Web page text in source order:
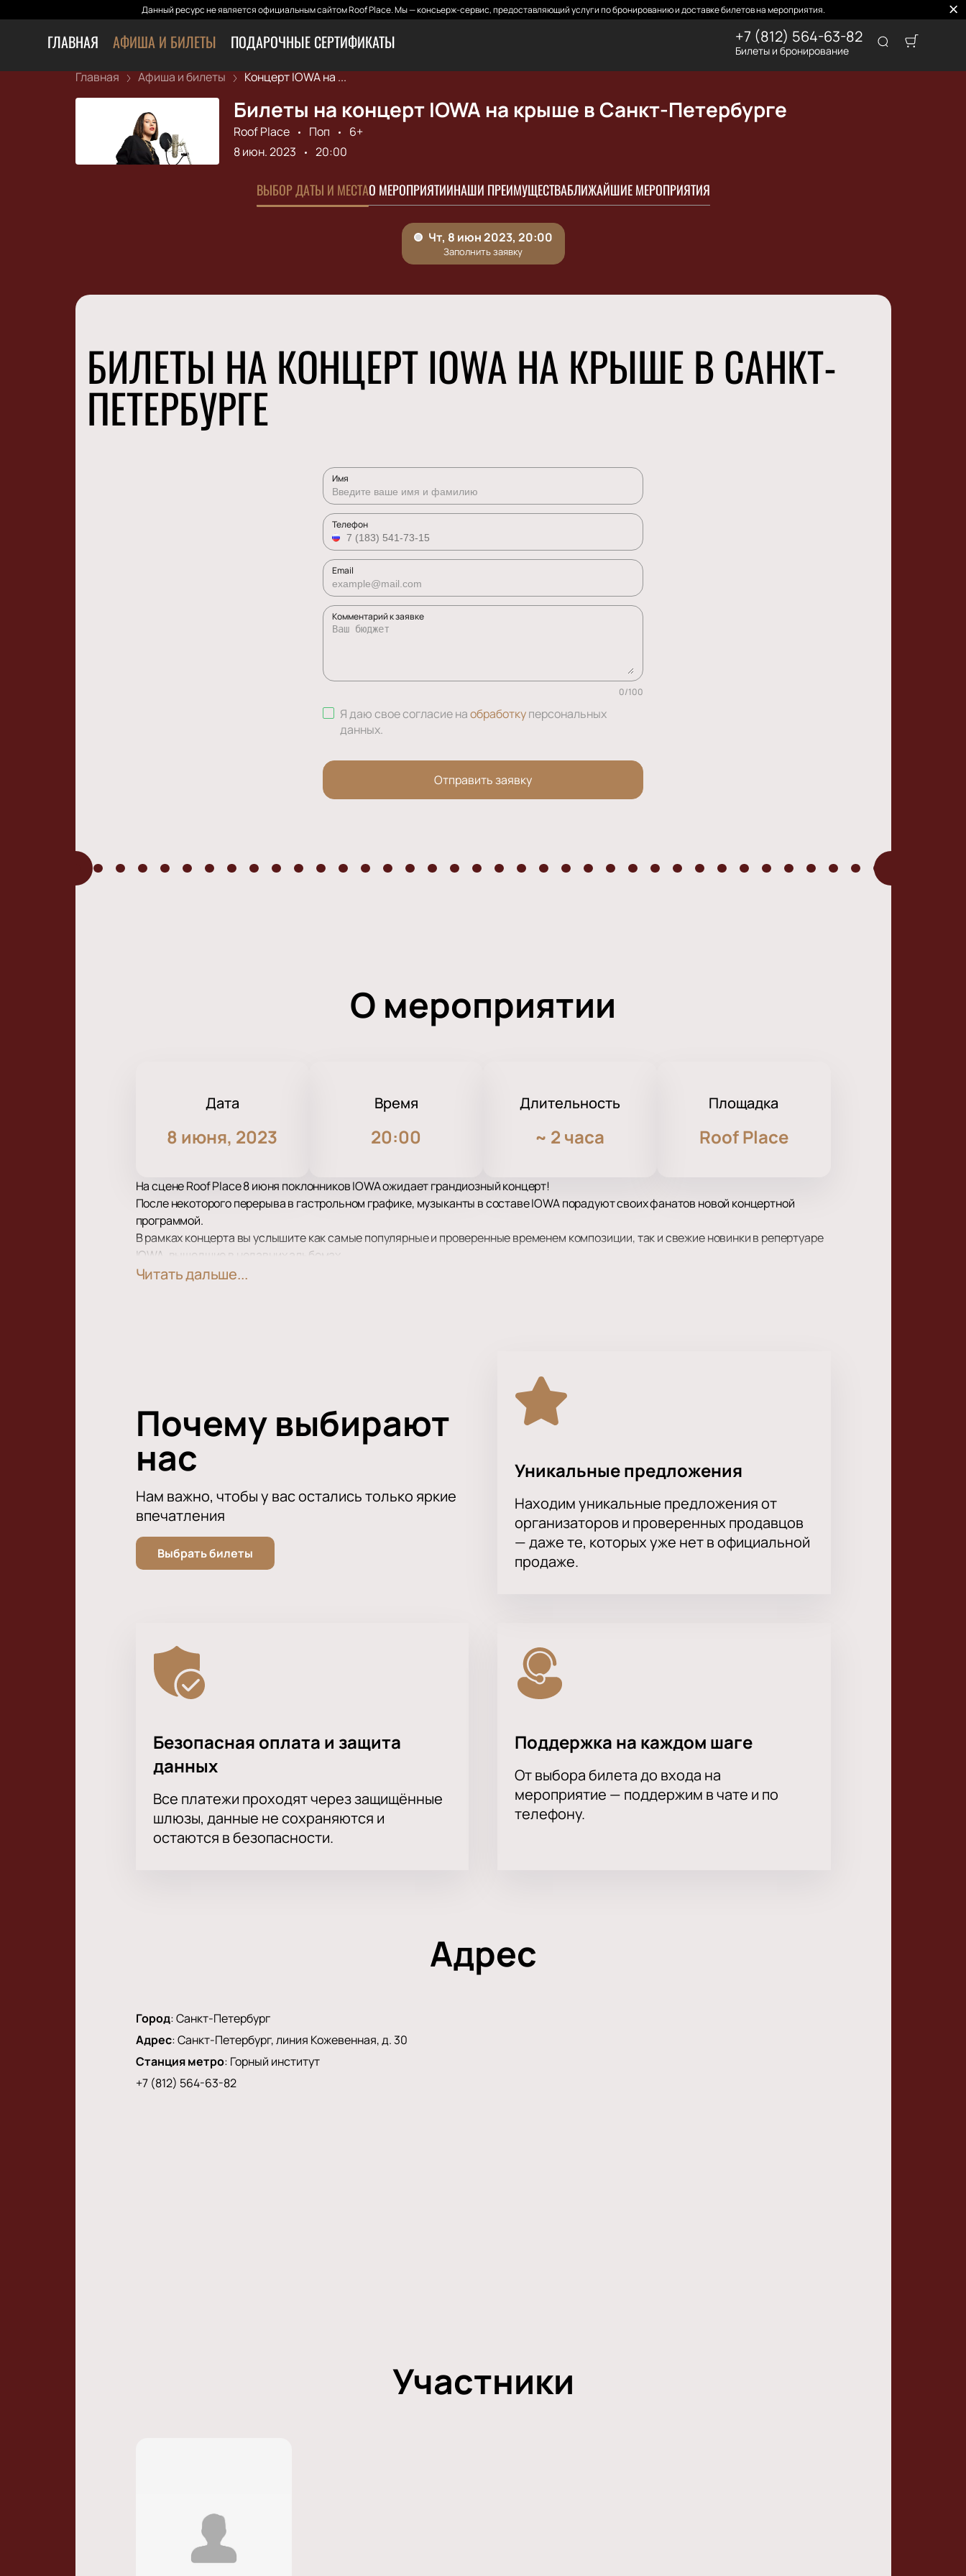
Данный ресурс не является официальным сайтом Roof Place. Мы — консьерж-сервис, предоставляющий услуги по бронированию и доставке билетов на мероприятия.
ГЛАВНАЯ АФИША И БИЛЕТЫ ПОДАРОЧНЫЕ СЕРТИФИКАТЫ +7 (812) 564-63-82
Билеты и бронирование
Главная Афиша и билеты Концерт IOWA на ...
Билеты на концерт IOWA на крыше в Санкт-Петербурге
Roof Place Поп
6+
8 июн. 2023
20:00
ВЫБОР ДАТЫ И МЕСТАО МЕРОПРИЯТИИНАШИ ПРЕИМУЩЕСТВАБЛИЖАЙШИЕ МЕРОПРИЯТИЯ
БИЛЕТЫ НА КОНЦЕРТ IOWA НА КРЫШЕ В САНКТ-
ПЕТЕРБУРГЕ
Имя
Телефон
Email
Комментарий к заявке
0/100
Я даю свое согласие наобработкуперсональных
данных.
Отправить заявку
О мероприятии
Дата
8 июня, 2023
Время
20:00
Длительность
~ 2 часа
Площадка
Roof Place
На сцене Roof Place 8 июня поклонников IOWA ожидает грандиозный концерт!
После некоторого перерыва в гастрольном графике, музыканты в составе IOWA порадуют своих фанатов новой концертной
программой.
В рамках концерта вы услышите как самые популярные и проверенные временем композиции, так и свежие новинки в репертуаре
IOWA, вышедшие в недавних альбомах.
На сцене Roof Place вас ожидает супер качественный звук и эффектное световое и лазерное сопровождение и конечно же,
Читать дальше...
Почему выбирают
нас
Нам важно, чтобы у вас остались только яркие
впечатления
Выбрать билеты
Уникальные предложения
Находим уникальные предложения от
организаторов и проверенных продавцов
— даже те, которых уже нет в официальной
продаже.
Безопасная оплата и защита
данных
Все платежи проходят через защищённые
шлюзы, данные не сохраняются и
остаются в безопасности.
Поддержка на каждом шаге
От выбора билета до входа на
мероприятие — поддержим в чате и по
телефону.
Адрес
Город:Санкт-Петербург
Адрес:Санкт-Петербург, линия Кожевенная, д. 30
Станция метро: Горный институт
+7 (812) 564-63-82
Участники